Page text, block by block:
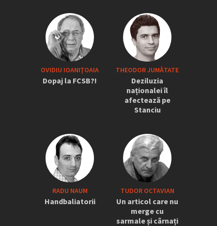
OVIDIU IOANIŢOAIA
Dopaj la FCSB?!
THEODOR JUMĂTATE
Deziluzia
naționalei îl
afectează pe
Stanciu
RADU NAUM
Handbaliatorii
TUDOR OCTAVIAN
Un articol care nu
merge cu
sarmale și cârnați